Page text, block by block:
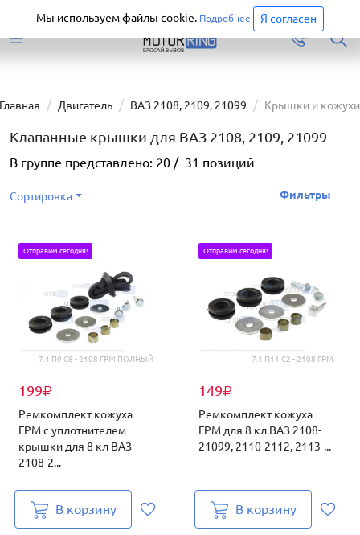
Перейти
Главная Двигатель ВАЗ 2108, 2109, 21099 Крышки и кожухи
Клапанные крышки для ВАЗ 2108, 2109, 21099
В группе представлено: 20 / 31 позиций
Сортировка Фильтры
7.1 П9 С8 - 2108 ГРМ ПОЛНЫЙ
199₽
Отправим сегодня!
Ремкомплект кожуха
ГРМ с уплотнителем
крышки для 8 кл ВАЗ
2108-2...
В корзину
7.1 П11 С2 - 2108 ГРМ
149₽
Отправим сегодня!
Ремкомплект кожуха
ГРМ для 8 кл ВАЗ 2108-
21099, 2110-2112, 2113-...
В корзину
Мы используем файлы cookie. Подробнее Я согласен